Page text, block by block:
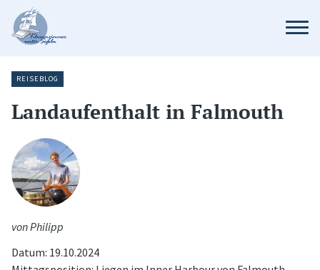
REISEBLOG
Landaufenthalt in Falmouth
von Philipp
Datum: 19.10.2024